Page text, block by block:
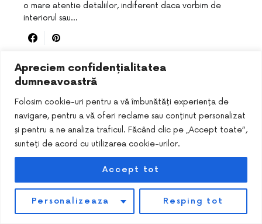
Apreciem confidențialitatea
dumneavoastră
Folosim cookie-uri pentru a vă îmbunătăți experiența de
navigare, pentru a vă oferi reclame sau conținut personalizat
și pentru a ne analiza traficul. Făcând clic pe „Accept toate”,
sunteți de acord cu utilizarea cookie-urilor.
Personalizeaza Resping tot
Accept tot
o mare atentie detaliilor, indiferent daca vorbim de
interiorul sau…
DESIGNED & DEVELOPED BYSMART SEO PACK